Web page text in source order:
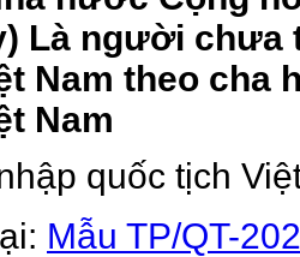
Là người chưa
Nam theo cha
Nam
quốc tịch
Mẫu TP/QT-